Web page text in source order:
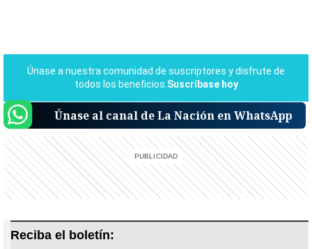
Únase al canal de La Nación en WhatsApp
Reciba el boletín: